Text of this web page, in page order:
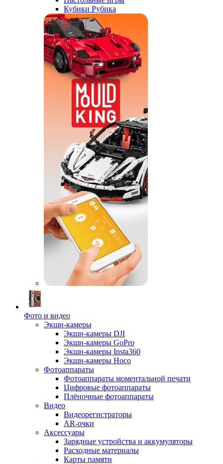
Кубики Рубика
Фото и видео
Экшн-камеры
Экшн-камеры DJI
Экшн-камеры GoPro
Экшн-камеры Insta360
Экшн-камеры Hoco
Фотоаппараты
Фотоаппараты моментальной печати
Цифровые фотоаппараты
Плёночные фотоаппараты
Видео
Видеорегистраторы
AR-очки
Аксессуары
Зарядные устройства и аккумуляторы
Расходные материалы
Карты памяти